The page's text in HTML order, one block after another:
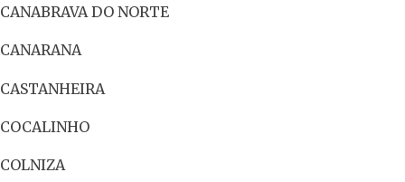
CANABRAVA DO NORTE
CANARANA
CASTANHEIRA
COCALINHO
COLNIZA